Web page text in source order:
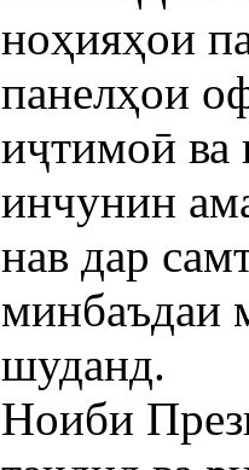
ноҳияҳои
панелҳои
иҷтимоӣ ва
инчунин
нав дар
минбаъдаи
шуданд.
Ноиби